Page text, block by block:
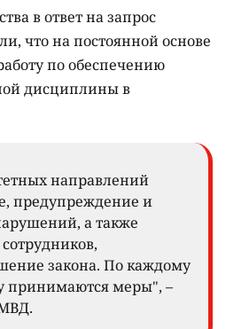
в ответ на запрос
что на постоянной основе
по обеспечению
дисциплины в
направлений
предупреждение и
а также
закона. По каждому
принимаются меры", –